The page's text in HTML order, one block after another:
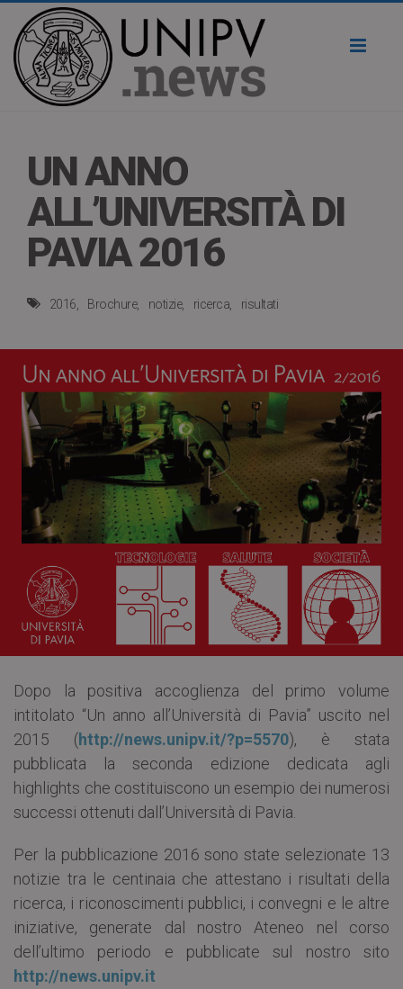
UN ANNO
ALL’UNIVERSITÀ DI
PAVIA 2016
2016 Brochure notizie ricerca risultati
Dopo la positiva accoglienza del primo volume
intitolato “Un anno all’Università di Pavia” uscito nel
2015 (http://news.unipv.it/?p=5570), è stata
pubblicata la seconda edizione dedicata agli
highlights che costituiscono un esempio dei numerosi
successi ottenuti dall’Università di Pavia.
Per la pubblicazione 2016 sono state selezionate 13
notizie tra le centinaia che attestano i risultati della
ricerca, i riconoscimenti pubblici, i convegni e le altre
iniziative, generate dal nostro Ateneo nel corso
dell’ultimo periodo e pubblicate sul nostro sito
http://news.unipv.it